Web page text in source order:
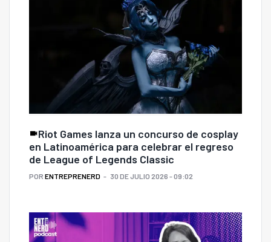
Riot Games lanza un concurso de cosplay
en Latinoamérica para celebrar el regreso
de League of Legends Classic
POR ENTREPRENERD 30 DE JULIO 2026 - 09:02